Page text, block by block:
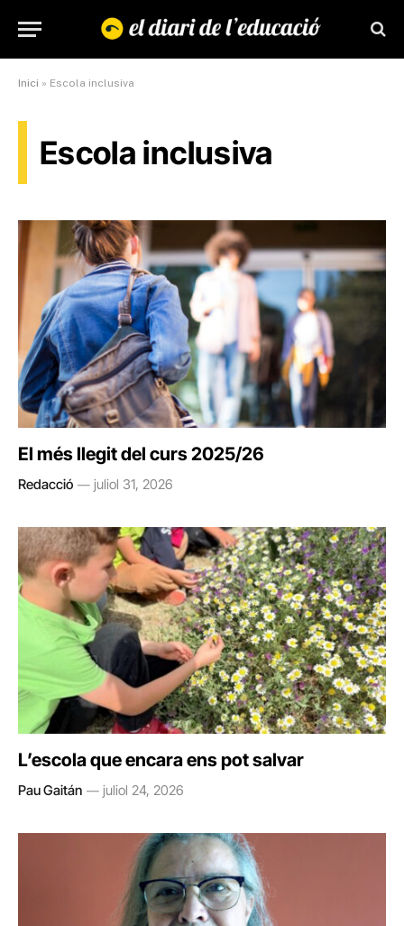
Inici » Escola inclusiva
Escola inclusiva
El més llegit del curs 2025/26
Redacció juliol 31, 2026
L’escola que encara ens pot salvar
Pau Gaitán juliol 24, 2026